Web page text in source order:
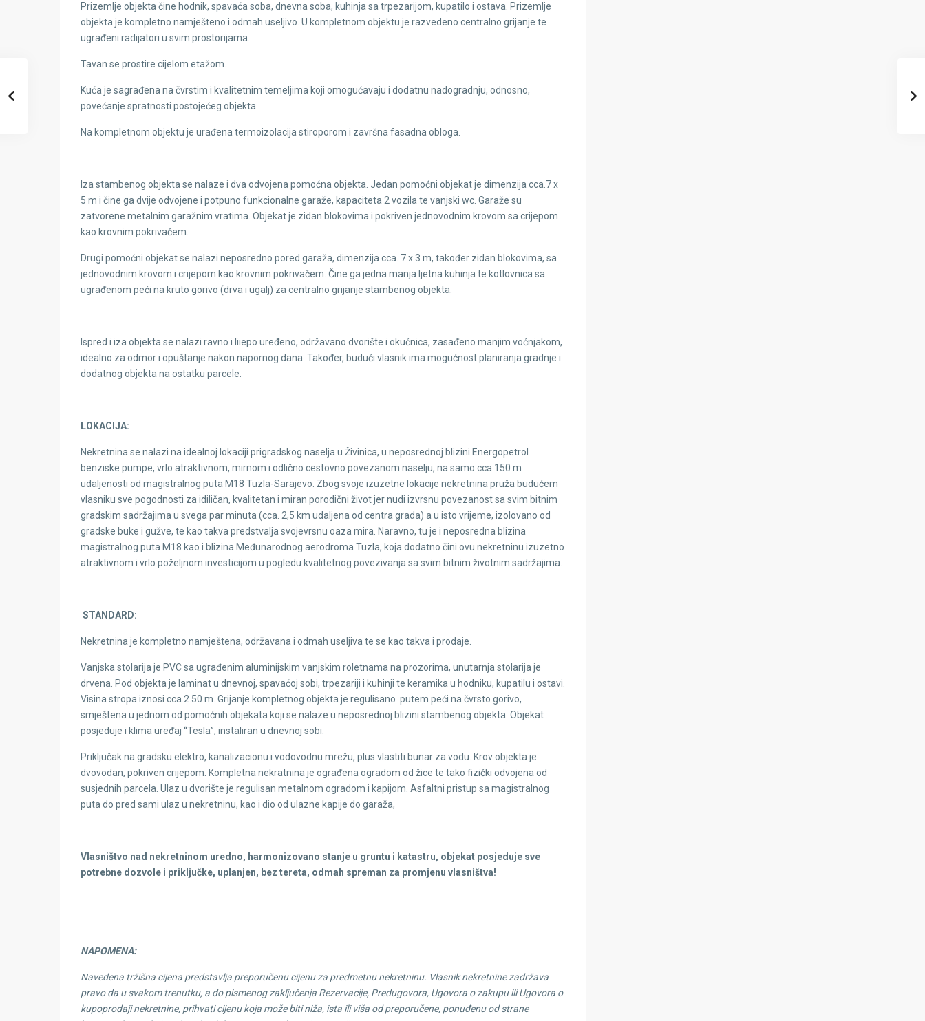
Prizemlje objekta čine hodnik, spavaća soba, dnevna soba, kuhinja sa trpezarijom, kupatilo i ostava. Prizemlje
objekta je kompletno namješteno i odmah useljivo. U kompletnom objektu je razvedeno centralno grijanje te
ugrađeni radijatori u svim prostorijama.
Tavan se prostire cijelom etažom.
Kuća je sagrađena na čvrstim i kvalitetnim temeljima koji omogućavaju i dodatnu nadogradnju, odnosno,
povećanje spratnosti postojećeg objekta.
Na kompletnom objektu je urađena termoizolacija stiroporom i završna fasadna obloga.
Iza stambenog objekta se nalaze i dva odvojena pomoćna objekta. Jedan pomoćni objekat je dimenzija cca.7 x
5 m i čine ga dvije odvojene i potpuno funkcionalne garaže, kapaciteta 2 vozila te vanjski wc. Garaže su
zatvorene metalnim garažnim vratima. Objekat je zidan blokovima i pokriven jednovodnim krovom sa crijepom
kao krovnim pokrivačem.
Drugi pomoćni objekat se nalazi neposredno pored garaža, dimenzija cca. 7 x 3 m, također zidan blokovima, sa
jednovodnim krovom i crijepom kao krovnim pokrivačem. Čine ga jedna manja ljetna kuhinja te kotlovnica sa
ugrađenom peći na kruto gorivo (drva i ugalj) za centralno grijanje stambenog objekta.
Ispred i iza objekta se nalazi ravno i liiepo uređeno, održavano dvorište i okućnica, zasađeno manjim voćnjakom,
idealno za odmor i opuštanje nakon napornog dana. Također, budući vlasnik ima mogućnost planiranja gradnje i
dodatnog objekta na ostatku parcele.
LOKACIJA:
Nekretnina se nalazi na idealnoj lokaciji prigradskog naselja u Živinica, u neposrednoj blizini Energopetrol
benziske pumpe, vrlo atraktivnom, mirnom i odlično cestovno povezanom naselju, na samo cca.150 m
udaljenosti od magistralnog puta M18 Tuzla-Sarajevo. Zbog svoje izuzetne lokacije nekretnina pruža budućem
vlasniku sve pogodnosti za idiličan, kvalitetan i miran porodični život jer nudi izvrsnu povezanost sa svim bitnim
gradskim sadržajima u svega par minuta (cca. 2,5 km udaljena od centra grada) a u isto vrijeme, izolovano od
gradske buke i gužve, te kao takva predstvalja svojevrsnu oaza mira. Naravno, tu je i neposredna blizina
magistralnog puta M18 kao i blizina Međunarodnog aerodroma Tuzla, koja dodatno čini ovu nekretninu izuzetno
atraktivnom i vrlo poželjnom investicijom u pogledu kvalitetnog povezivanja sa svim bitnim životnim sadržajima.
STANDARD:
Nekretnina je kompletno namještena, održavana i odmah useljiva te se kao takva i prodaje.
Vanjska stolarija je PVC sa ugrađenim aluminijskim vanjskim roletnama na prozorima, unutarnja stolarija je
drvena. Pod objekta je laminat u dnevnoj, spavaćoj sobi, trpezariji i kuhinji te keramika u hodniku, kupatilu i ostavi.
Visina stropa iznosi cca.2.50 m. Grijanje kompletnog objekta je regulisano putem peći na čvrsto gorivo,
smještena u jednom od pomoćnih objekata koji se nalaze u neposrednoj blizini stambenog objekta. Objekat
posjeduje i klima uređaj “Tesla”, instaliran u dnevnoj sobi.
Priključak na gradsku elektro, kanalizacionu i vodovodnu mrežu, plus vlastiti bunar za vodu. Krov objekta je
dvovodan, pokriven crijepom. Kompletna nekratnina je ograđena ogradom od žice te tako fizički odvojena od
susjednih parcela. Ulaz u dvorište je regulisan metalnom ogradom i kapijom. Asfaltni pristup sa magistralnog
puta do pred sami ulaz u nekretninu, kao i dio od ulazne kapije do garaža,
Vlasništvo nad nekretninom uredno, harmonizovano stanje u gruntu i katastru, objekat posjeduje sve
potrebne dozvole i priključke, uplanjen, bez tereta, odmah spreman za promjenu vlasništva!
NAPOMENA:
Navedena tržišna cijena predstavlja preporučenu cijenu za predmetnu nekretninu. Vlasnik nekretnine zadržava
pravo da u svakom trenutku, a do pismenog zaključenja Rezervacije, Predugovora, Ugovora o zakupu ili Ugovora o
kupoprodaji nekretnine, prihvati cijenu koja može biti niža, ista ili viša od preporučene, ponuđenu od strane